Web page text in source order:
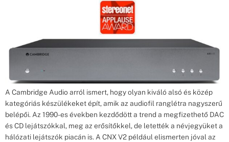
A Cambridge Audio arról ismert, hogy olyan kiváló alsó és közép
kategóriás készülékeket épít, amik az audiofil ranglétra nagyszerű
belépői. Az 1990-es években kezdődött a trend a megfizethető DAC
és CD lejátszókkal, meg az erősítőkkel, de letették a névjegyüket a
hálózati lejátszók piacán is. A CNX V2 például elismerten jóval az